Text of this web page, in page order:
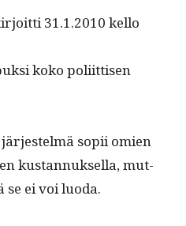
31.1.2010 kel­lo
koko poli­it­tisen
sopii omien
kus­tan­nuk­sel­la, mut­
ei voi luoda.